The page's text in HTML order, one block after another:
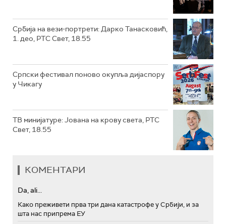
Србија на вези-портрети: Дарко Танасковић,
1. део, РТС Свет, 18.55
Српски фестивал поново окупља дијаспору
у Чикагу
ТВ минијатуре: Јована на крову света, РТС
Свет, 18.55
КОМЕНТАРИ
Da, ali...
Како преживети прва три дана катастрофе у Србији, и за
шта нас припрема ЕУ